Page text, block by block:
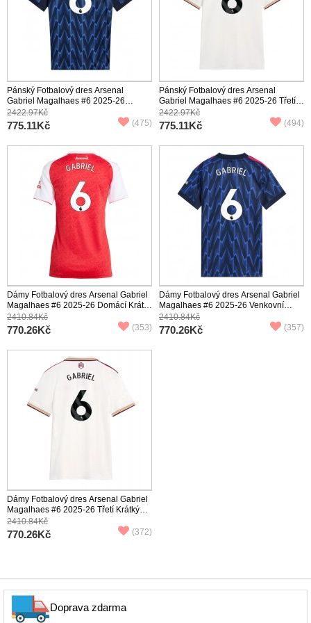
Pánský Fotbalový dres Arsenal
Gabriel Magalhaes #6 2025-26
Venkovní Krátký Rukáv
2422.97Kč
775.11Kč (475)
Pánský Fotbalový dres Arsenal
Gabriel Magalhaes #6 2025-26 Třetí
Krátký Rukáv
2422.97Kč
775.11Kč (494)
Dámy Fotbalový dres Arsenal Gabriel
Magalhaes #6 2025-26 Domácí Krátký
Rukáv
2410.84Kč
770.26Kč (353)
Dámy Fotbalový dres Arsenal Gabriel
Magalhaes #6 2025-26 Venkovní
Krátký Rukáv
2410.84Kč
770.26Kč (357)
Dámy Fotbalový dres Arsenal Gabriel
Magalhaes #6 2025-26 Třetí Krátký
Rukáv
2410.84Kč
770.26Kč (372)
Doprava zdarma